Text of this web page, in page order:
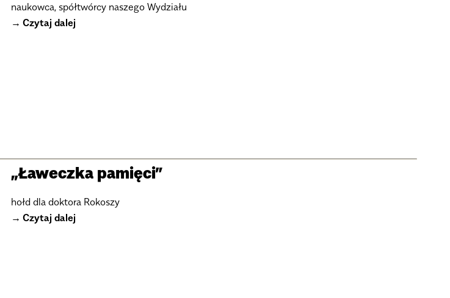
naukowca, spół­twórcy naszego Wydziału
Czytaj dalej
„Ławeczka pamięci”
hołd dla doktora Rokoszy
Czytaj dalej